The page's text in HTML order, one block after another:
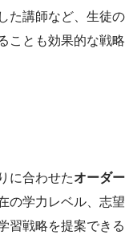
た講師など、生徒の
ことも効果的な戦略
に合わせたオーダー
の学力レベル、志望
習戦略を提案できる